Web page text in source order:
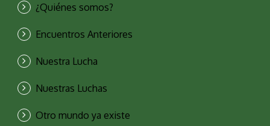
¿Quiénes somos?
Encuentros Anteriores
Nuestra Lucha
Nuestras Luchas
Otro mundo ya existe